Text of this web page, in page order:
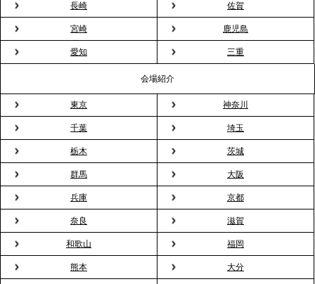
2026.3.16
プレスリリースのご案内｜2026年、春の親睦は「花
粉レス」な室内花見。福利厚生としても注目され
る、快適で新しいお花見体験
2026.3.5
プレスリリースのご案内｜「室内お花見」の法人利
用が前年比4倍に急増。オフィスに桜が届く福利厚生
2026.2.13
プレスリリースのご案内｜オフィスが「１日限定の
バー」に！福利厚生・社内交流を格上げする《出張
バーテンダー》サービスを開始
長崎 佐賀
宮崎 鹿児島
愛知 三重
会場紹介
東京 神奈川
千葉 埼玉
栃木 茨城
群馬 大阪
兵庫 京都
奈良 滋賀
和歌山 福岡
熊本 大分